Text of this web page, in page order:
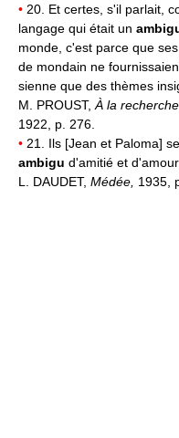
• 20. Et certes, s'il parlait,
langage qui était un
monde, c'est parce que
de mondain ne
sienne que des thèmes
M. PROUST, À la
1922, p. 276.
• 21. Ils [Jean et Paloma]
ambigu d'amitié et d'amour.
L. DAUDET, Médée, 1935,